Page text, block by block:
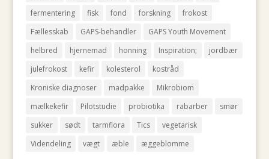
fermentering
fisk fond forskning
frokost
Fællesskab
GAPS-behandler
GAPS Youth Movement
helbred
hjernemad honning Inspiration;
jordbær
julefrokost
kefir kolesterol
kostråd
Kroniske diagnoser
madpakke
Mikrobiom
mælkekefir
Pilotstudie probiotika rabarber
smør
sukker
sødt tarmflora Tics
vegetarisk
Videndeling
vægt æble æggeblomme